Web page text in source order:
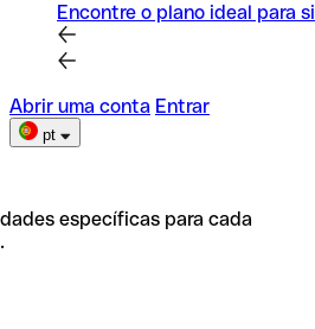
Encontre o plano ideal para si
Abrir uma conta Entrar
pt
específicas para cada